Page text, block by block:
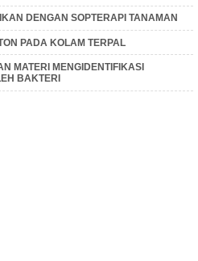
DENGAN SOPTERAPI TANAMAN
PADA KOLAM TERPAL
MATERI MENGIDENTIFIKASI
BAKTERI